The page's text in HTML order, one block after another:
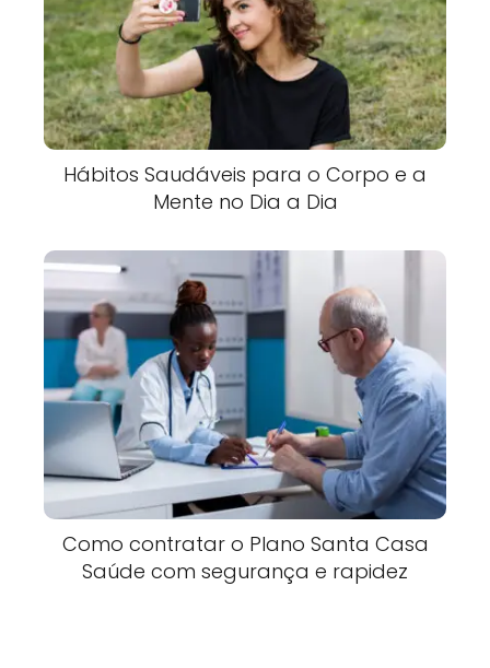
Hábitos Saudáveis para o Corpo e a
Mente no Dia a Dia
Como contratar o Plano Santa Casa
Saúde com segurança e rapidez